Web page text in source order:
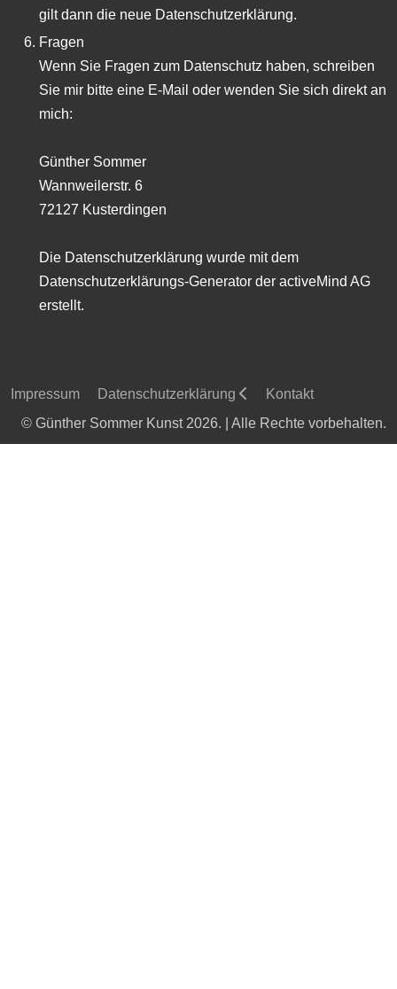
gilt dann die neue Datenschutzerklärung.
Fragen
Wenn Sie Fragen zum Datenschutz haben, schreiben
Sie mir bitte eine E-Mail oder wenden Sie sich direkt an
mich:
Günther Sommer
Wannweilerstr. 6
72127 Kusterdingen
Die Datenschutzerklärung wurde mit dem
Datenschutzerklärungs-Generator der activeMind AG
erstellt.
Impressum Datenschutzerklärung
Kontakt
© Günther Sommer Kunst 2026. | Alle Rechte vorbehalten.